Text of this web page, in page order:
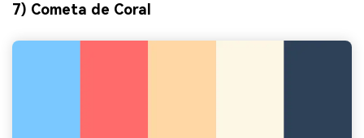
7) Cometa de Coral